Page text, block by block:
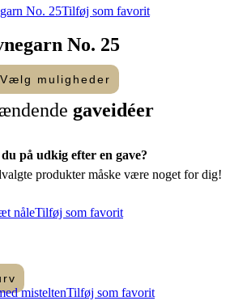
Tilføj som favorit
No. 25
Vælg muligheder
vare
har
Mulighederne
kan
vælges
varesiden
gaveidéer
på udkig efter en gave?
produkter måske være noget for dig!
Tilføj som favorit
Tilføj som favorit